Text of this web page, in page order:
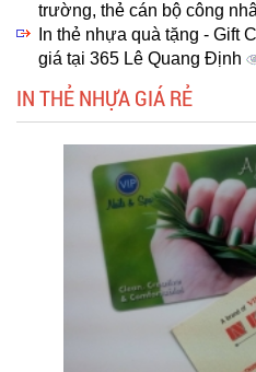
trường, thẻ cán bộ công
In thẻ nhựa quà tặng - Gift
giá tại 365 Lê Quang Định
IN THẺ NHỰA GIÁ RẺ